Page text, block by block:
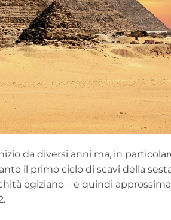
da diversi anni ma, in
il primo ciclo di scavi della
egiziano – e quindi